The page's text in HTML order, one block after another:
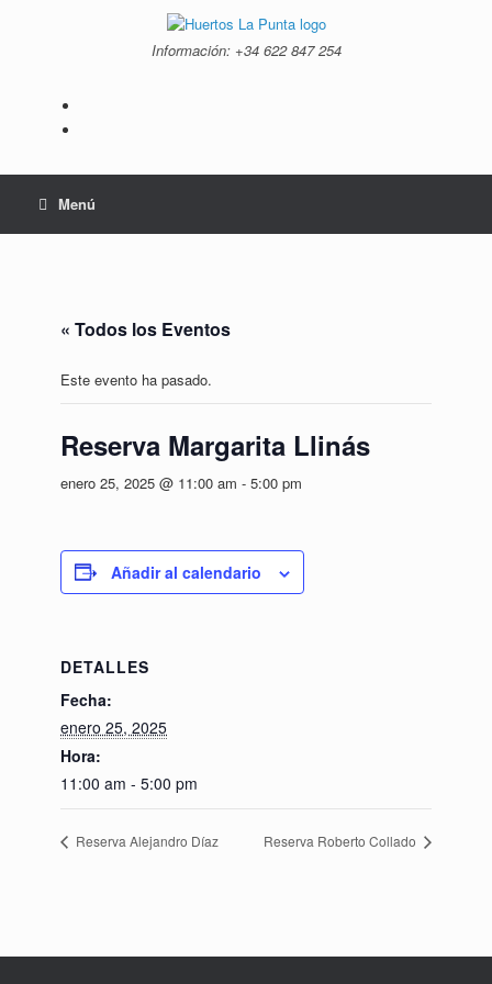
Información: +34 ‭622 847 254‬
Menú
« Todos los Eventos
Este evento ha pasado.
Reserva Margarita Llinás
enero 25, 2025 @ 11:00 am - 5:00 pm
Añadir al calendario
DETALLES
Fecha:
enero 25, 2025
Hora:
11:00 am - 5:00 pm
Reserva Alejandro Díaz Reserva Roberto Collado